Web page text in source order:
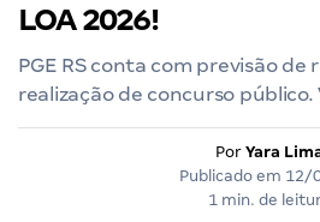
LOA 2026!
PGE RS conta com previsão de
realização de concurso público.
Por Yara
Publicado em 12/
1 min. de